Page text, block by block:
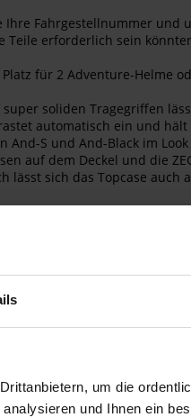
um die
und Ihnen ein
Fahrgestellnummer und
erforderlich sein
für 2 Adventure-Helme
soliden Tragegriffen
automatisch ein und
S und And-Black im
auf dem Deckel und die
sich das Topcase
kein Problem mehr!
Koffer abnehmen, ohne
ZEGA Topcase:
0).